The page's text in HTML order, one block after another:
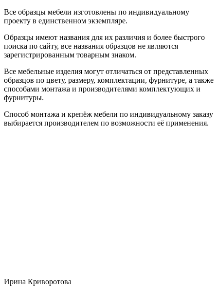
Все образцы мебели изготовлены по индивидуальному
проекту в единственном экземпляре.
Образцы имеют названия для их различия и более быстрого
поиска по сайту, все названия образцов не являются
зарегистрированным товарным знаком.
Все мебельные изделия могут отличаться от представленных
образцов по цвету, размеру, комплектации, фурнитуре, а также
способами монтажа и производителями комплектующих и
фурнитуры.
Способ монтажа и крепёж мебели по индивидуальному заказу
выбирается производителем по возможности её применения.
Ирина Криворотова